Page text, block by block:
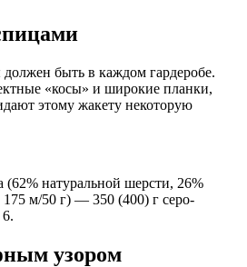
должен быть в каждом гардеробе.
«косы» и широкие планки,
этому жакету некоторую
(62% натуральной шерсти, 26%
м/50 г) — 350 (400) г серо-
узором